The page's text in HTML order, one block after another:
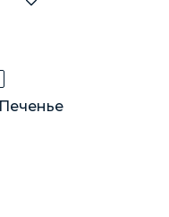
Печенье